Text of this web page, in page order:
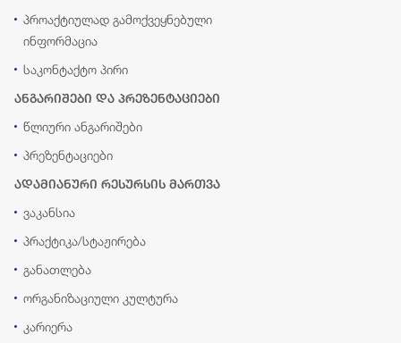
პროაქტიულად გამოქვეყნებული
ინფორმაცია
საკონტაქტო პირი
ანგარიშები და პრეზენტაციები
წლიური ანგარიშები
პრეზენტაციები
ადამიანური რესურსის მართვა
ვაკანსია
პრაქტიკა/სტაჟირება
განათლება
ორგანიზაციული კულტურა
კარიერა